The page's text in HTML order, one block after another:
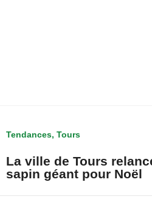
Tendances, Tours
La ville de Tours
sapin géant pour Noël